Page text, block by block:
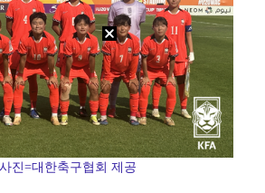
"매출 10% 안주면 폭로" 박나래 前 매니저 2명, …
진=대한축구협회 제공